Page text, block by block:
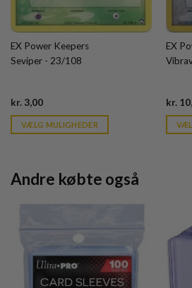
EX Power Keepers
Seviper - 23/108
kr. 3,00Current
is:
kr. 39,95.
VÆLG MULIGHEDER
EX
kr.
Andre købte også